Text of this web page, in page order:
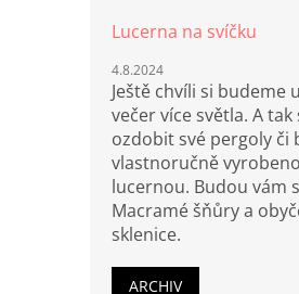
Lucerna na svíčku
4.8.2024
Ještě chvíli si budeme
večer více světla. A
ozdobit své pergoly či
vlastnoručně
lucernou. Budou vám
Macramé šňůry a
sklenice.
ARCHIV